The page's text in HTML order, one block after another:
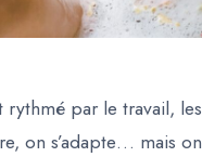
rythmé par le travail,
on s’adapte… mais